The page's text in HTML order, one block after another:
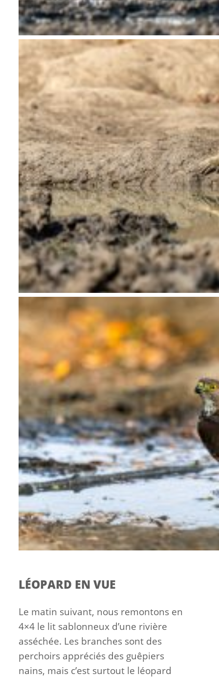
LÉOPARD EN VUE
Le matin suivant, nous remontons en
4×4 le lit sablonneux d’une rivière
asséchée. Les branches sont des
perchoirs appréciés des guêpiers
nains, mais c’est surtout le léopard